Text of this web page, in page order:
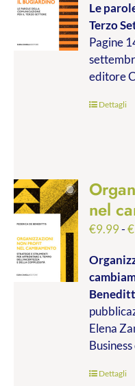
Le
Terzo
Pagine
editore
Dettagli
nel
€9.99-€
Elena
Dettagli